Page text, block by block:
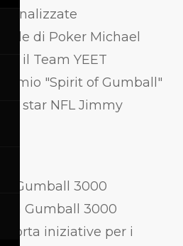
di Poker Michael
il Team YEET
"Spirit of Gumball"
la star NFL Jimmy
il Gumball 3000
la Gumball 3000
iniziative per i